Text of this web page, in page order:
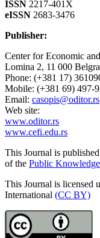
ISSN 2217-401X
eISSN 2683-3476
Publisher:
Center for Economic
Lomina 2, 11 000
Phone: (+381 17)
Mobile: (+381 69) 497-
Email: casopis@oditor.rs
Web site:
www.oditor.rs
www.cefi.edu.rs
This Journal is
of the Public
This Journal is licensed
International (CC BY)